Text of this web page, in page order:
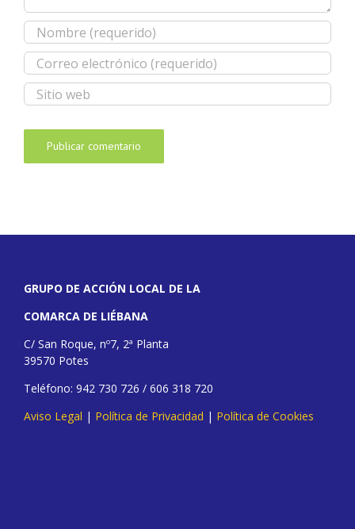
GRUPO DE ACCIÓN LOCAL DE LA
COMARCA DE LIÉBANA
C/ San Roque, nº7, 2ª Planta
39570 Potes
Teléfono: 942 730 726 / 606 318 720
Aviso Legal | Política de Privacidad | Política de Cookies